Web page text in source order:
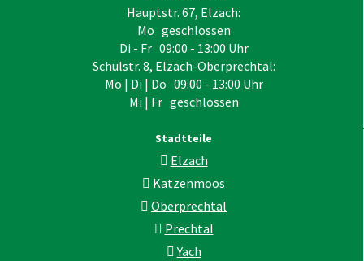
Hauptstr. 67, Elzach:
Mo geschlossen
Di - Fr 09:00 - 13:00 Uhr
Schulstr. 8, Elzach-Oberprechtal:
Mo | Di | Do 09:00 - 13:00 Uhr
Mi | Fr geschlossen
Stadtteile
Elzach
Katzenmoos
Oberprechtal
Prechtal
Yach